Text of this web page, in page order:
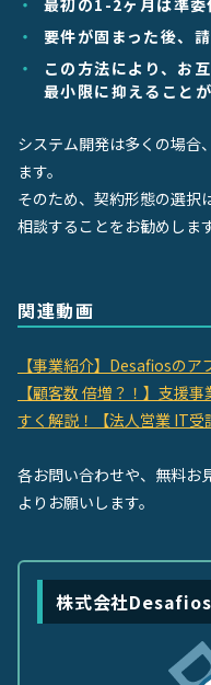
最初の1-2ヶ月は準委
要件が固まった後、
この方法により、お
最小限に抑えること
システム開発は多くの場合
ます。
そのため、契約形態の選択
相談することをお勧めします
関連動画
【事業紹介】Desafiosの
【顧客数 倍増？！】支援
すく解説！【法人営業 IT受
各お問い合わせや、無料お
よりお願いします。
株式会社Desafios